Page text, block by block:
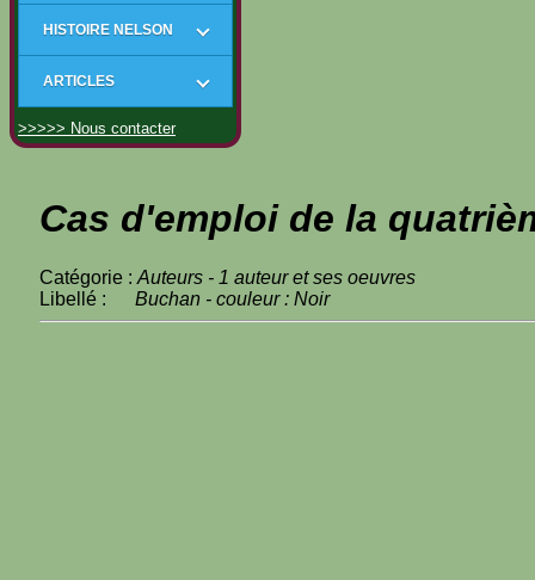
HISTOIRE NELSON
ARTICLES
>>>>> Nous contacter
Cas d'emploi de la
Catégorie : Auteurs - 1 auteur et ses oeuvres
Libellé : Buchan - couleur : Noir